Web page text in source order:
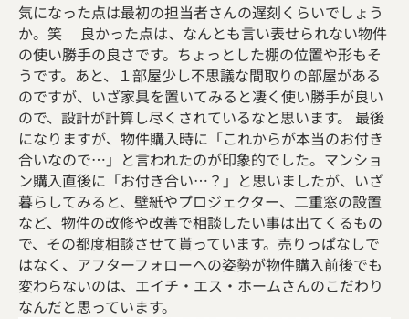
気になった点は最初の担当者さんの遅刻くらいでしょう
か。笑 良かった点は、なんとも言い表せられない物件
の使い勝手の良さです。ちょっとした棚の位置や形もそ
うです。あと、１部屋少し不思議な間取りの部屋がある
のですが、いざ家具を置いてみると凄く使い勝手が良い
ので、設計が計算し尽くされているなと思います。 最後
になりますが、物件購入時に「これからが本当のお付き
合いなので…」と言われたのが印象的でした。マンショ
ン購入直後に「お付き合い…？」と思いましたが、いざ
暮らしてみると、壁紙やプロジェクター、二重窓の設置
など、物件の改修や改善で相談したい事は出てくるもの
で、その都度相談させて貰っています。売りっぱなしで
はなく、アフターフォローへの姿勢が物件購入前後でも
変わらないのは、エイチ・エス・ホームさんのこだわり
なんだと思っています。